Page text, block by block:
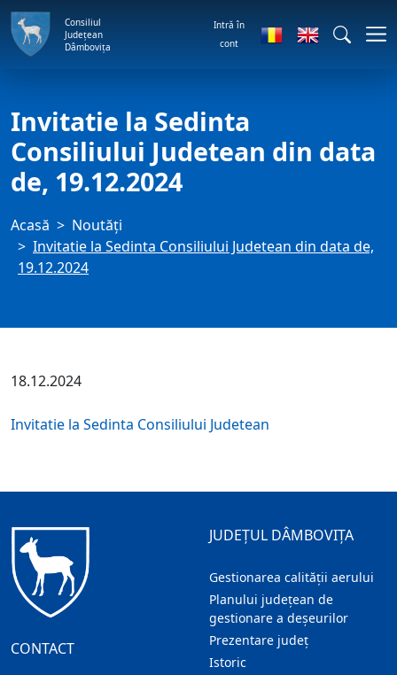
Consiliul
Județean
Dâmbovița
Intră în
cont
Invitatie la Sedinta
Consiliului Judetean din data
de, 19.12.2024
Acasă
Noutăți
Invitatie la Sedinta Consiliului Judetean din data de,
19.12.2024
18.12.2024
Invitatie la Sedinta Consiliului Judetean
CONTACT
JUDEȚUL DÂMBOVIȚA
Gestionarea calității aerului
Planului județean de
gestionare a deșeurilor
Prezentare judeţ
Istoric